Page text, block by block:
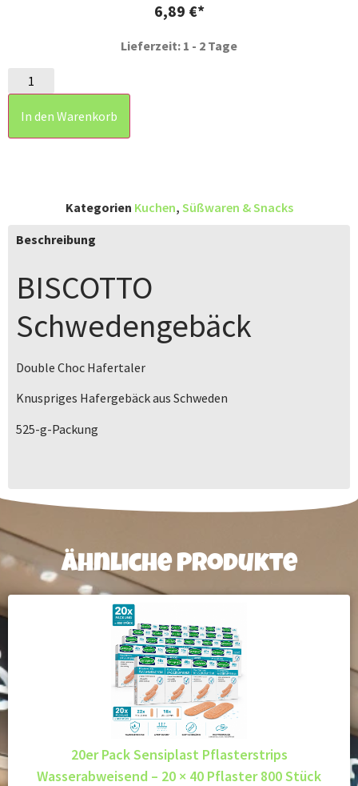
6,89 €
Lieferzeit: 1 - 2 Tage
In den Warenkorb
Kategorien Kuchen, Süßwaren & Snacks
Beschreibung
BISCOTTO
Schwedengebäck
Double Choc Hafertaler
Knuspriges Hafergebäck aus Schweden
525-g-Packung
Ähnliche Produkte
20er Pack Sensiplast Pflasterstrips
Wasserabweisend – 20 × 40 Pflaster 800 Stück